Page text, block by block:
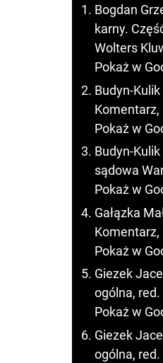
Bogdan
karny.
Wolters
Pokaż w
Budyn-
Komentarz,
Pokaż w
Budyn-
sądowa
Pokaż w
Gałązka
Komentarz,
Pokaż w
Giezek
ogólna,
Pokaż w
Giezek
ogólna,